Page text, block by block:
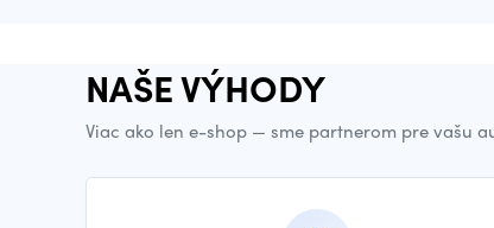
NAŠE VÝHODY
Viac ako len e-shop — sme partnerom pre vašu